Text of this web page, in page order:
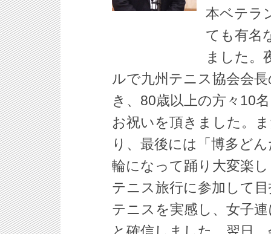
本ベテラ
ても有名
ました。
ルで九州テニス協会会
き、80歳以上の方々10
お祝いを頂きました。
り、最後には「博多ど
輪になって踊り大変楽
テニス旅行に参加して
テニスを実感し、女子